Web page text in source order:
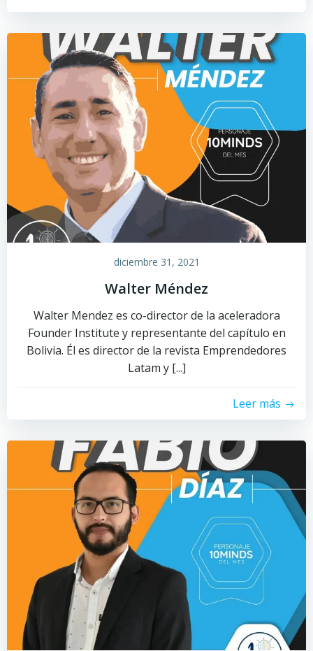
diciembre 31, 2021
Walter Méndez
Walter Mendez es co-director de la aceleradora
Founder Institute y representante del capítulo en
Bolivia. Él es director de la revista Emprendedores
Latam y [...]
Leer más